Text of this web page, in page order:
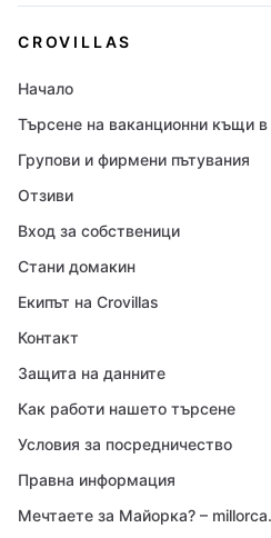
CROVILLAS
Начало
Търсене на ваканционни къщи в
Групови и фирмени пътувания
Отзиви
Вход за собственици
Стани домакин
Екипът на Crovillas
Контакт
Защита на данните
Как работи нашето търсене
Условия за посредничество
Правна информация
Мечтаете за Майорка? –